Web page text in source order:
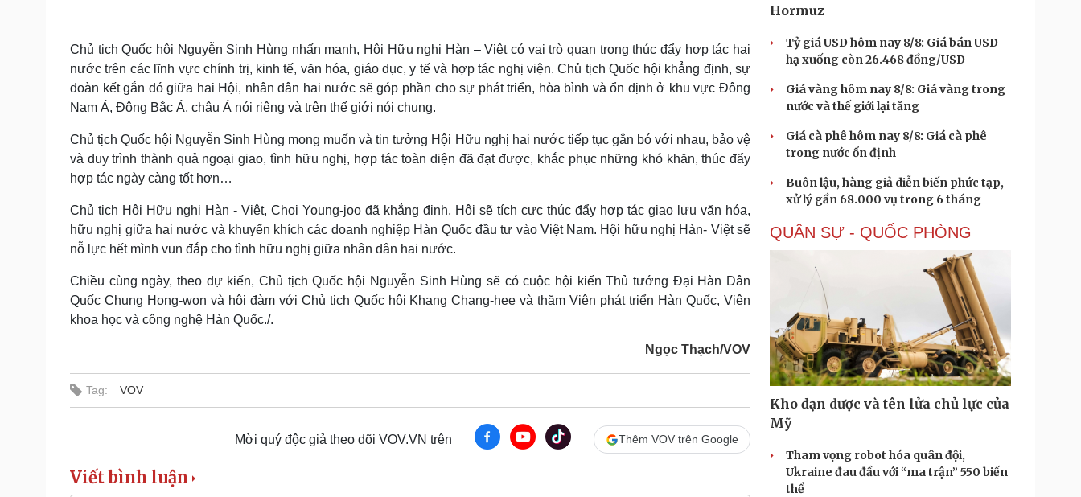
Chủ tịch Quốc hội Nguyễn Sinh Hùng nhấn mạnh, Hội Hữu nghị Hàn – Việt có vai trò quan trọng thúc đẩy hợp tác hai
nước trên các lĩnh vực chính trị, kinh tế, văn hóa, giáo dục, y tế và hợp tác nghị viện. Chủ tịch Quốc hội khẳng định, sự
đoàn kết gắn đó giữa hai Hội, nhân dân hai nước sẽ góp phần cho sự phát triển, hòa bình và ổn định ở khu vực Đông
Nam Á, Đông Bắc Á, châu Á nói riêng và trên thế giới nói chung.
Chủ tịch Quốc hội Nguyễn Sinh Hùng mong muốn và tin tưởng Hội Hữu nghị hai nước tiếp tục gắn bó với nhau, bảo vệ
và duy trình thành quả ngoại giao, tình hữu nghị, hợp tác toàn diện đã đạt được, khắc phục những khó khăn, thúc đẩy
hợp tác ngày càng tốt hơn…
Chủ tịch Hội Hữu nghị Hàn - Việt, Choi Young-joo đã khẳng định, Hội sẽ tích cực thúc đẩy hợp tác giao lưu văn hóa,
hữu nghị giữa hai nước và khuyến khích các doanh nghiệp Hàn Quốc đầu tư vào Việt Nam. Hội hữu nghị Hàn- Việt sẽ
nỗ lực hết mình vun đắp cho tình hữu nghị giữa nhân dân hai nước.
Chiều cùng ngày, theo dự kiến, Chủ tịch Quốc hội Nguyễn Sinh Hùng sẽ có cuộc hội kiến Thủ tướng Đại Hàn Dân
Quốc Chung Hong-won và hội đàm với Chủ tịch Quốc hội Khang Chang-hee và thăm Viện phát triển Hàn Quốc, Viện
khoa học và công nghệ Hàn Quốc./.
Ngọc Thạch/VOV
Tag: VOV
Mời quý độc giả theo dõi VOV.VN trên Thêm VOV trên Google
Viết bình luận
Hormuz
Tỷ giá USD hôm nay 8/8: Giá bán USD
hạ xuống còn 26.468 đồng/USD
Giá vàng hôm nay 8/8: Giá vàng trong
nước và thế giới lại tăng
Giá cà phê hôm nay 8/8: Giá cà phê
trong nước ổn định
Buôn lậu, hàng giả diễn biến phức tạp,
xử lý gần 68.000 vụ trong 6 tháng
QUÂN SỰ - QUỐC PHÒNG
Kho đạn dược và tên lửa chủ lực của
Mỹ
Tham vọng robot hóa quân đội,
Ukraine đau đầu với “ma trận” 550 biến
thể